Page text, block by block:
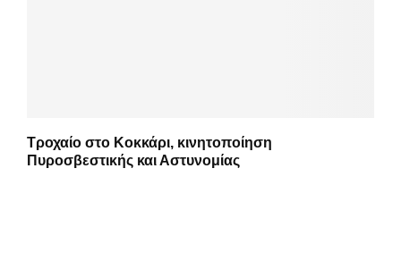
Τροχαίο στο Κοκκάρι, κινητοποίηση
Πυροσβεστικής και Αστυνομίας